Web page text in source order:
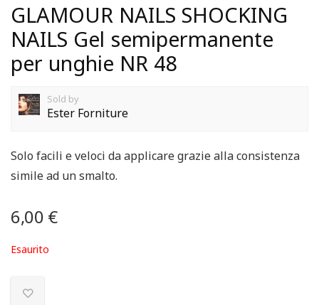
GLAMOUR NAILS SHOCKING
NAILS Gel semipermanente
per unghie NR 48
Sold by
Ester Forniture
Solo facili e veloci da applicare grazie alla consistenza
simile ad un smalto.
6,00 €
Esaurito